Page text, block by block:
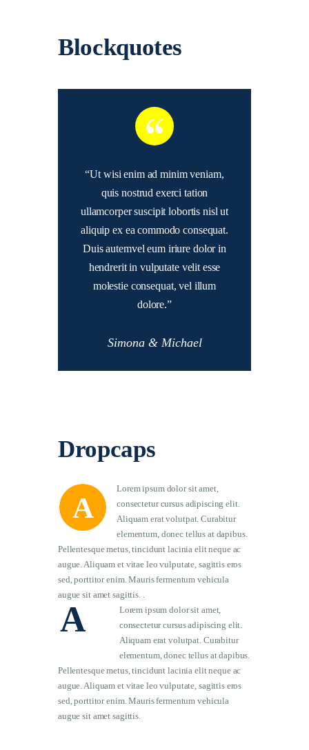
Blockquotes
“Ut wisi enim ad minim veniam,
quis nostrud exerci tation
ullamcorper suscipit lobortis nisl ut
aliquip ex ea commodo consequat.
Duis autemvel eum iriure dolor in
hendrerit in vulputate velit esse
molestie consequat, vel illum
dolore.”
Simona & Michael
Dropcaps
A
Lorem ipsum dolor sit amet,
consectetur cursus adipiscing elit.
Aliquam erat volutpat. Curabitur
elementum, donec tellus at dapibus.
Pellentesque metus, tincidunt lacinia elit neque ac
augue. Aliquam et vitae leo vulputate, sagittis eros
sed, porttitor enim. Mauris fermentum vehicula
augue sit amet sagittis. .
A
Lorem ipsum dolor sit amet,
consectetur cursus adipiscing elit.
Aliquam erat volutpat. Curabitur
elementum, donec tellus at dapibus.
Pellentesque metus, tincidunt lacinia elit neque ac
augue. Aliquam et vitae leo vulputate, sagittis eros
sed, porttitor enim. Mauris fermentum vehicula
augue sit amet sagittis.